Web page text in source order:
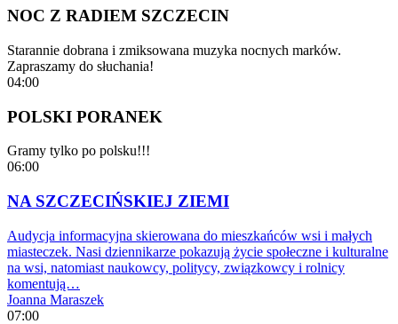
NOC Z RADIEM SZCZECIN
Starannie dobrana i zmiksowana muzyka nocnych marków.
Zapraszamy do słuchania!
04:00
POLSKI PORANEK
Gramy tylko po polsku!!!
06:00
NA SZCZECIŃSKIEJ ZIEMI
Audycja informacyjna skierowana do mieszkańców wsi i małych
miasteczek. Nasi dziennikarze pokazują życie społeczne i kulturalne
na wsi, natomiast naukowcy, politycy, związkowcy i rolnicy
komentują…
Joanna Maraszek
07:00